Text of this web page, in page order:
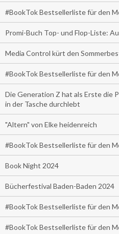
#BookTok Bestsellerliste für den
Promi-Buch Top- und Flop-Liste:
Media Control kürt den
#BookTok Bestsellerliste für den
Die Generation Z hat als Erste die
in der Tasche durchlebt
"Altern" von Elke heidenreich
#BookTok Bestsellerliste für den
Book Night 2024
Bücherfestival Baden-Baden 2024
#BookTok Bestsellerliste für den
#BookTok Bestsellerliste für den